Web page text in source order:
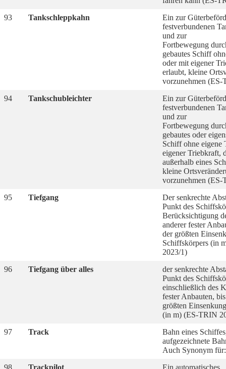
93
Tankschleppkahn
Ein zur
festverbundenen
und zur
Fortbewegung
gebautes Schiff
oder mit eigener
erlaubt, kleine
vorzunehmen
94
Tankschubleichter
Ein zur
festverbundenen
und zur
Fortbewegung
gebautes oder
Schiff ohne eigene
eigener Triebkraft,
außerhalb eines
kleine
vorzunehmen
95
Tiefgang
Der senkrechte
Punkt des
Berücksichtigung
anderer fester
der größten
Schiffskörpers (in
2023/1)
96
Tiefgang über alles
der senkrechte
Punkt des
einschließlich des
fester Anbauten,
größten
(in m) (ES-TRIN
97
Track
Bahn eines
aufgezeichnete
Auch Synonym
98
Trackpilot
Ein automatisches